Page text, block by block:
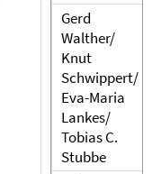
Gerd
Walther/
Knut
Schwippert/
Eva-Maria
Lankes/
Tobias C.
Stubbe